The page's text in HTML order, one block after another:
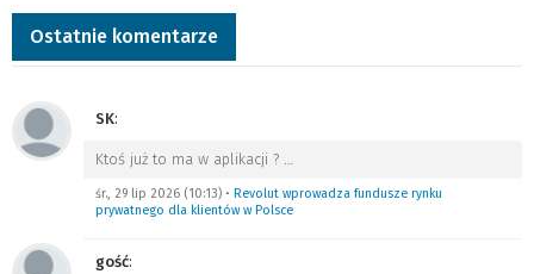
Ostatnie komentarze
SK:
Ktoś już to ma w aplikacji ? …
śr., 29 lip 2026 (10:13) • Revolut wprowadza fundusze rynku
prywatnego dla klientów w Polsce
gość: